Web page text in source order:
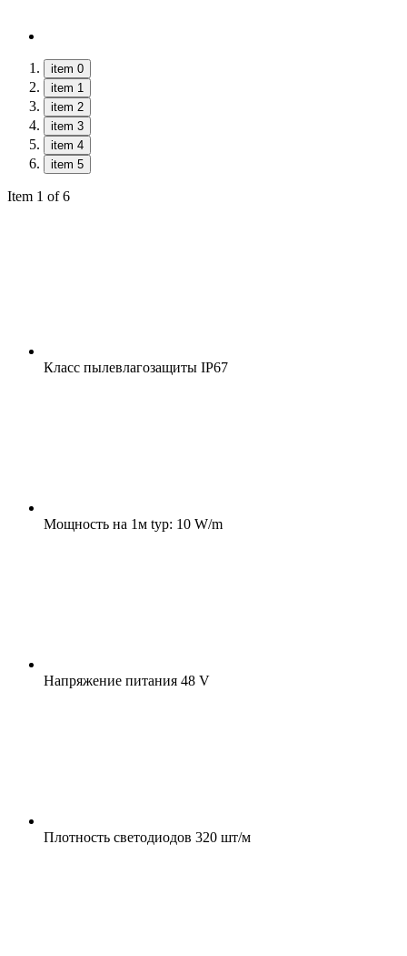
item 0
item 1
item 2
item 3
item 4
item 5
Item 1 of 6
Класс пылевлагозащиты IP67
Мощность на 1м typ: 10 W/m
Напряжение питания 48 V
Плотность светодиодов 320 шт/м